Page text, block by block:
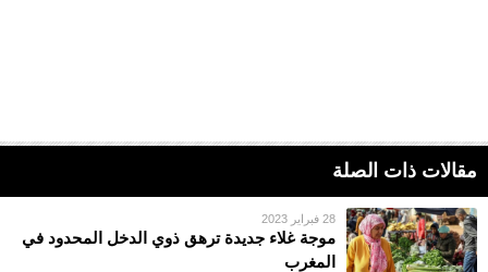
مقالات ذات الصلة
28 فبراير 2023
موجة غلاء جديدة ترهق ذوي الدخل المحدود في
المغرب